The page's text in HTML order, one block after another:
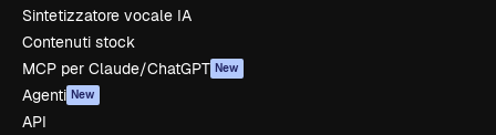
Sintetizzatore vocale IA
Contenuti stock
MCP per Claude/ChatGPT New
Agenti New
API